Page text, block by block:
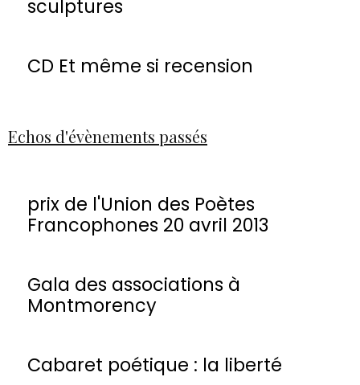
sculptures
CD Et même si recension
Echos d'évènements passés
prix de l'Union des Poètes
Francophones 20 avril 2013
Gala des associations à
Montmorency
Cabaret poétique : la liberté